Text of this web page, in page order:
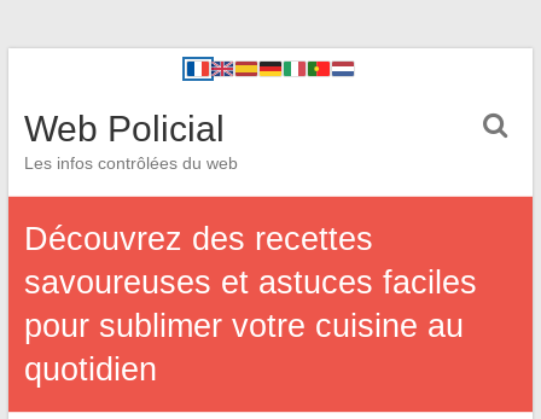
Web Policial
Les infos contrôlées du web
Découvrez des recettes
savoureuses et astuces faciles
pour sublimer votre cuisine au
quotidien